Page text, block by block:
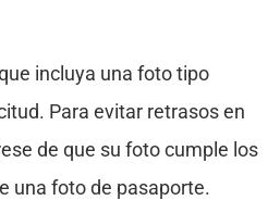
incluya una foto tipo
Para evitar retrasos en
de que su foto cumple los
una foto de pasaporte.